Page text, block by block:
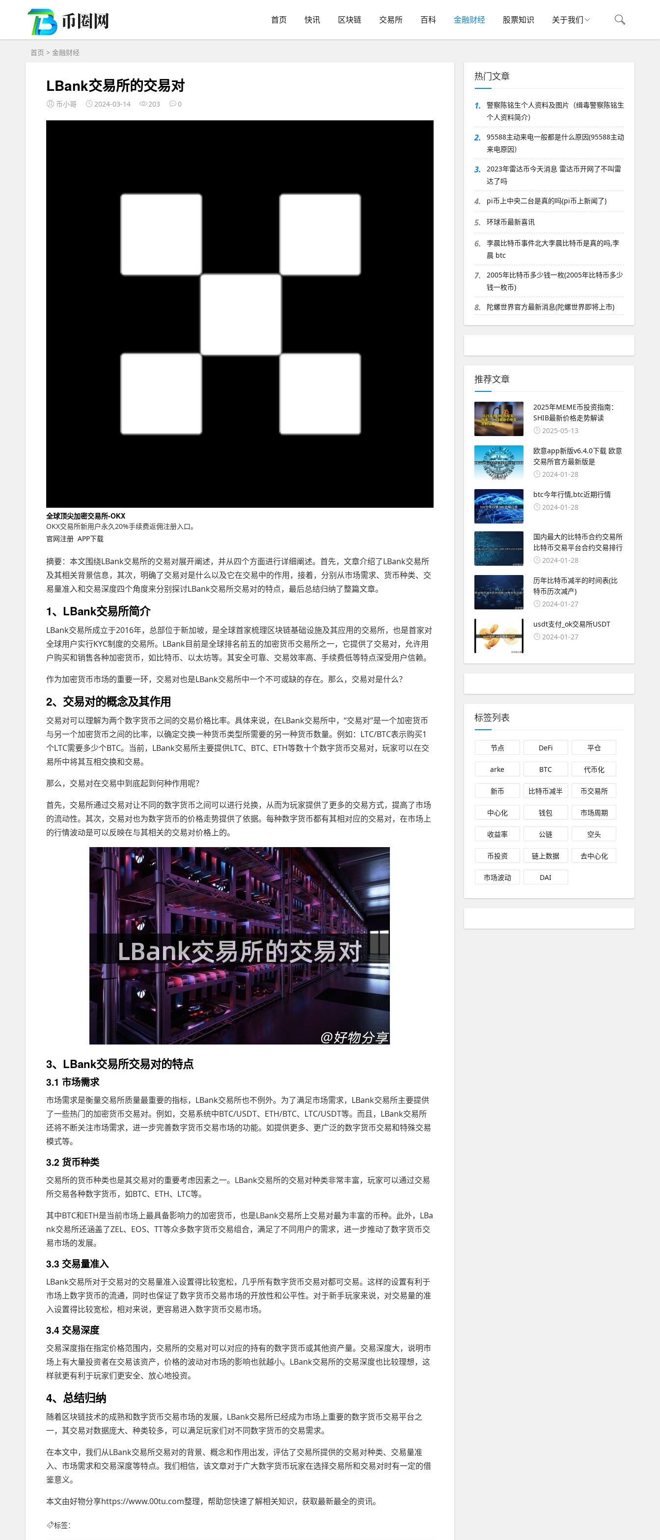
首页 快讯 区块链 交易所 百科 金融财经 股票知识 关于我们
首页 > 金融财经
LBank交易所的交易对
币小哥 2024-03-14 203 0
全球顶尖加密交易所-OKX
OKX交易所新用户永久20%手续费返佣注册入口。
官网注册 APP下载
摘要：本文围绕LBank交易所的交易对展开阐述，并从四个方面进行详细阐述。首先，文章介绍了LBank交易所
及其相关背景信息，其次，明确了交易对是什么以及它在交易中的作用，接着，分别从市场需求、货币种类、交
易量准入和交易深度四个角度来分别探讨LBank交易所交易对的特点，最后总结归纳了整篇文章。
1、LBank交易所简介
LBank交易所成立于2016年，总部位于新加坡，是全球首家梳理区块链基础设施及其应用的交易所，也是首家对
全球用户实行KYC制度的交易所。LBank目前是全球排名前五的加密货币交易所之一，它提供了交易对，允许用
户购买和销售各种加密货币，如比特币、以太坊等。其安全可靠、交易效率高、手续费低等特点深受用户信赖。
作为加密货币市场的重要一环，交易对也是LBank交易所中一个不可或缺的存在。那么，交易对是什么？
2、交易对的概念及其作用
交易对可以理解为两个数字货币之间的交易价格比率。具体来说，在LBank交易所中，“交易对”是一个加密货币
与另一个加密货币之间的比率，以确定交换一种货币类型所需要的另一种货币数量。例如：LTC/BTC表示购买1
个LTC需要多少个BTC。当前，LBank交易所主要提供LTC、BTC、ETH等数十个数字货币交易对，玩家可以在交
易所中将其互相交换和交易。
那么，交易对在交易中到底起到何种作用呢？
首先，交易所通过交易对让不同的数字货币之间可以进行兑换，从而为玩家提供了更多的交易方式，提高了市场
的流动性。其次，交易对也为数字货币的价格走势提供了依据。每种数字货币都有其相对应的交易对，在市场上
的行情波动是可以反映在与其相关的交易对价格上的。
3、LBank交易所交易对的特点
3.1 市场需求
市场需求是衡量交易所质量最重要的指标，LBank交易所也不例外。为了满足市场需求，LBank交易所主要提供
了一些热门的加密货币交易对。例如，交易系统中BTC/USDT、ETH/BTC、LTC/USDT等。而且，LBank交易所
还将不断关注市场需求，进一步完善数字货币交易市场的功能。如提供更多、更广泛的数字货币交易和特殊交易
模式等。
3.2 货币种类
交易所的货币种类也是其交易对的重要考虑因素之一。LBank交易所的交易对种类非常丰富，玩家可以通过交易
所交易各种数字货币，如BTC、ETH、LTC等。
其中BTC和ETH是当前市场上最具备影响力的加密货币，也是LBank交易所上交易对最为丰富的币种。此外，LBa
nk交易所还涵盖了ZEL、EOS、TT等众多数字货币交易组合，满足了不同用户的需求，进一步推动了数字货币交
易市场的发展。
3.3 交易量准入
LBank交易所对于交易对的交易量准入设置得比较宽松，几乎所有数字货币交易对都可交易。这样的设置有利于
市场上数字货币的流通，同时也保证了数字货币交易市场的开放性和公平性。对于新手玩家来说，对交易量的准
入设置得比较宽松，相对来说，更容易进入数字货币交易市场。
3.4 交易深度
交易深度指在指定价格范围内，交易所的交易对可以对应的持有的数字货币或其他资产量。交易深度大，说明市
场上有大量投资者在交易该资产，价格的波动对市场的影响也就越小。LBank交易所的交易深度也比较理想，这
样就更有利于玩家们更安全、放心地投资。
4、总结归纳
随着区块链技术的成熟和数字货币交易市场的发展，LBank交易所已经成为市场上重要的数字货币交易平台之
一，其交易对数据庞大、种类较多，可以满足玩家们对不同数字货币的交易需求。
在本文中，我们从LBank交易所交易对的背景、概念和作用出发，评估了交易所提供的交易对种类、交易量准
入、市场需求和交易深度等特点。我们相信，该文章对于广大数字货币玩家在选择交易所和交易对时有一定的借
鉴意义。
本文由好物分享https://www.00tu.com整理，帮助您快速了解相关知识，获取最新最全的资讯。
标签：
热门文章
1.
警察陈铭生个人资料及图片（缉毒警察陈铭生
个人资料简介）
2.
95588主动来电一般都是什么原因(95588主动
来电原因）
3.
2023年雷达币今天消息 雷达币开网了不叫雷
达了吗
4. pi币上中央二台是真的吗(pi币上新闻了)
5. 环球币最新喜讯
6.
李晨比特币事件北大李晨比特币是真的吗,李
晨 btc
7.
2005年比特币多少钱一枚(2005年比特币多少
钱一枚币)
8. 陀螺世界官方最新消息(陀螺世界即将上市)
推荐文章
2025年MEME币投资指南：
SHIB最新价格走势解读
2025-05-13
欧意app新版v6.4.0下载 欧意
交易所官方最新版是
2024-01-28
btc今年行情,btc近期行情
2024-01-28
国内最大的比特币合约交易所
比特币交易平台合约交易排行
2024-01-28
历年比特币减半的时间表(比
特币历次减产)
2024-01-27
usdt支付_ok交易所USDT
2024-01-27
标签列表
节点 DeFi 平仓
arke BTC 代币化
新币 比特币减半 币交易所
中心化 钱包 市场周期
收益率 公链 空头
币投资 链上数据 去中心化
市场波动 DAI